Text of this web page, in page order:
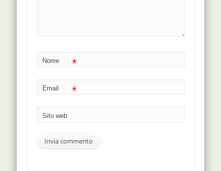
Nome *
Email *
Sito web